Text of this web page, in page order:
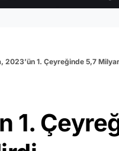
2023’ün 1. Çeyreğinde 5,7
1.